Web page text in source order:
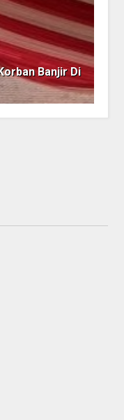
Banjir Di